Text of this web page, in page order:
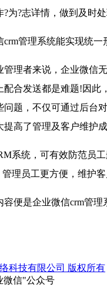
?为?志详情，做到及时
管理系统能实现统一
者来说，企业微信无
配合发送都是难题!因此
问题，不仅可通过后台
提高了管理及客户维护
统，可有效防范员工
管理员工更方便，维护
是企业微信crm管理
科技有限公司 版权所有
微信"公众号